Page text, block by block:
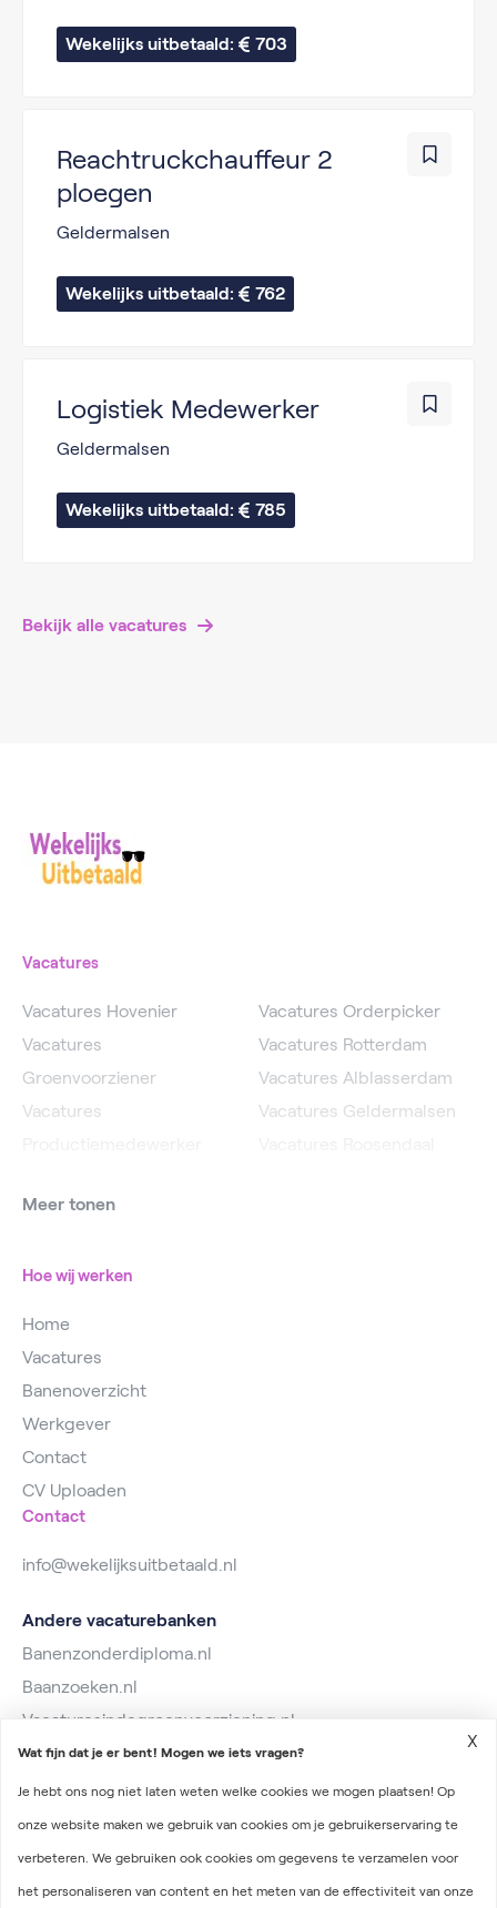
Wekelijks uitbetaald: 703
Reachtruckchauffeur 2
ploegen
Geldermalsen
Wekelijks uitbetaald: 762
Logistiek Medewerker
Geldermalsen
Wekelijks uitbetaald: 785
Bekijk alle vacatures
Vacatures
Vacatures Hovenier
Vacatures
Groenvoorziener
Vacatures
Vacatures
Vacatures Orderpicker
Vacatures Rotterdam
Vacatures Alblasserdam
Vacatures Geldermalsen
Meer tonen
Hoe wij werken
Home
Vacatures
Banenoverzicht
Werkgever
Contact
CV Uploaden
Contact
info@wekelijksuitbetaald.nl
Andere vacaturebanken
Banenzonderdiploma.nl
Baanzoeken.nl
Vacaturesindegroenvoorziening.nl
Wat fijn dat je er bent! Mogen we iets vragen?
Je hebt ons nog niet laten weten welke cookies we mogen plaatsen! Op
onze website maken we gebruik van cookies om je gebruikerservaring te
verbeteren. We gebruiken ook cookies om gegevens te verzamelen voor
het personaliseren van content en het meten van de effectiviteit van onze
X